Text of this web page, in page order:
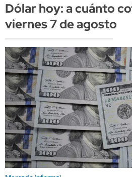
Dólar hoy: a cuánto
viernes 7 de agosto